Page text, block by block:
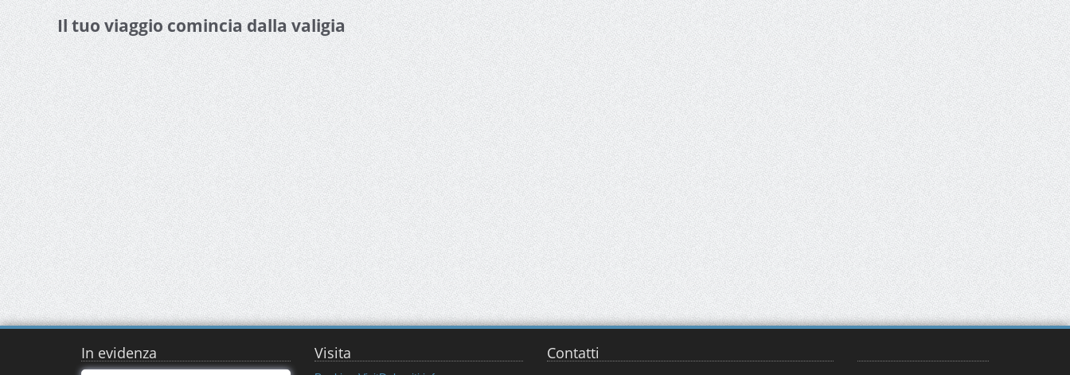
Il tuo viaggio comincia dalla valigia
In evidenza Visita Contatti